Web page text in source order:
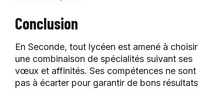
Conclusion
En Seconde, tout lycéen est amené à choisir
une combinaison de spécialités suivant ses
vœux et affinités. Ses compétences ne sont
pas à écarter pour garantir de bons résultats